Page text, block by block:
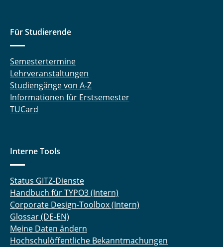
Für Studierende
Semestertermine
Lehrveranstaltungen
Studiengänge von A-Z
Informationen für Erstsemester
TUCard
Interne Tools
Status GITZ-Dienste
Handbuch für TYPO3 (Intern)
Corporate Design-Toolbox (Intern)
Glossar (DE-EN)
Meine Daten ändern
Hochschulöffentliche Bekanntmachungen